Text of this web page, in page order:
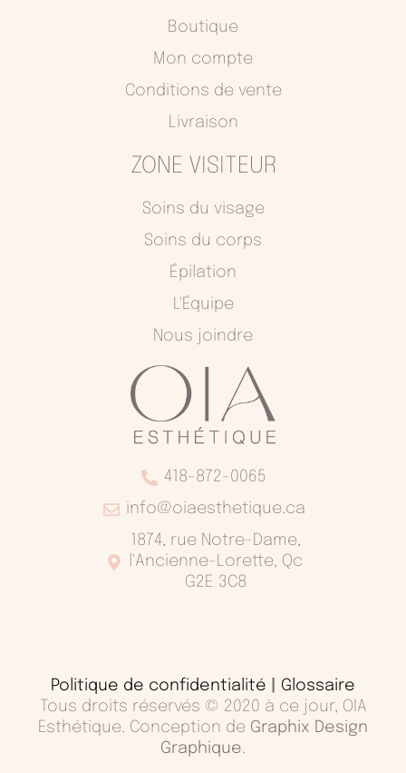
418-872-0065
info@oiaesthetique.ca
1874, rue Notre-Dame,
l'Ancienne-Lorette, Qc
G2E 3C8
ZONE VISITEUR
Soins du visage
Soins du corps
Épilation
L'Équipe
Nous joindre
Boutique
Mon compte
Conditions de vente
Livraison
o
o
g
r
m
Politique de confidentialité
Glossaire
Tous droits réservés © 2020 à ce jour, OIA
Esthétique. Conception de Graphix Design
Graphique.